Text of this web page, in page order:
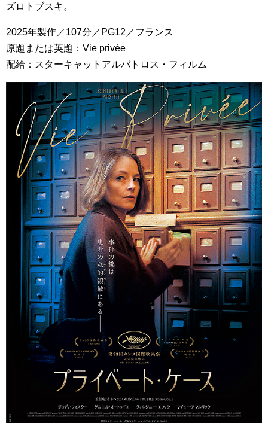
ズロトブスキ。
2025年製作／107分／PG12／フランス
原題または英題：Vie privée
配給：スターキャットアルバトロス・フィルム